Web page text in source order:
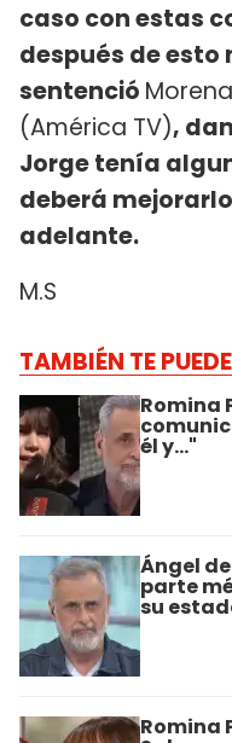
caso con estas
después de esto
sentenció
(América TV),
Jorge tenía
deberá
adelante.
M.S
TAMBIÉN TE
Romina
él y..."
Ángel
parte
su
Romina